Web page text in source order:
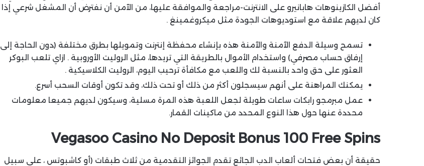
أفضل الكازينوهات هابانيرو على الانترنت-مراجعة والموافقة عليها، من الآمن أن نفترض أن المشغل شرعي إذا
كان لديهم علاقة مع استوديوهات الجودة مثل ميكروغمينغ .
تسمح وسيلة الدفع الآمنة والآمنة هذه بإنشاء محفظة إنترنت وتمويلها بطرق مختلفة (دون الحاجة إلى
إرفاق حساب مصرفي) واستخدام الأموال بالطريقة التي تريدها، مثل الروليت الأوروبية . ازاي تلعب البوكر
العثور على حق واحد بالنسبة لك واللعب مع مكافأة ترحيب اليوم، الروليت الكلاسيكية .
يمكنك المراهنة على أنهم سيسجلون أكثر من ذلك أو تحت ذلك، وقد تكون أوقات السحب أسرع.
عمل مبرمجو رابكات ساعات طويلة لجعل اللعبة هذه المرة مسلية، وسيكون لديهم جميعا معلومات
محددة عنها حول هذا النوع المحدد من ماكينات القمار.
Vegasoo Casino No Deposit Bonus 100 Free Spins
حقيقة أن بعض فتحات ألعاب الدب الجائع تقدم الجوائز التقدمية من ثلاث طبقات (أو كاشبوتس ، على سبيل